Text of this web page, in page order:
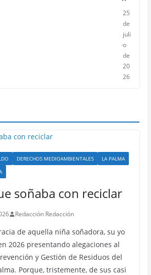
25
de
juli
o
de
20
26
DERECHOS MEDIOAMBIENTALES
LA PALMA
soñaba con reciclar
Redacción Redacción
de aquella niña soñadora, su yo
2026 presentando alegaciones al
y Gestión de Residuos del
Porque, tristemente, de sus casi